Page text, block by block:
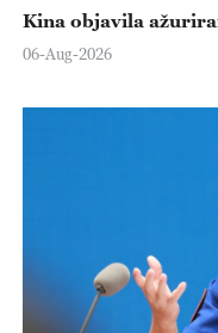
Kina objavila
06-Aug-2026